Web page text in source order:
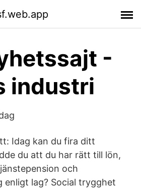
-
industri
Idag kan du fira ditt
du att du har rätt till lön,
och
enligt lag? Social trygghet